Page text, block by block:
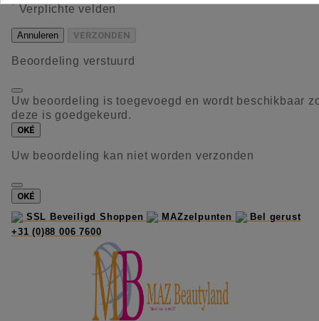
* Verplichte velden
Annuleren VERZONDEN
Beoordeling verstuurd
Uw beoordeling is toegevoegd en wordt beschikbaar
deze is goedgekeurd.
OKÉ
Uw beoordeling kan niet worden verzonden
OKÉ
SSL Beveiligd Shoppen
MAZzelpunten
Bel gerust
+31 (0)88 006 7600